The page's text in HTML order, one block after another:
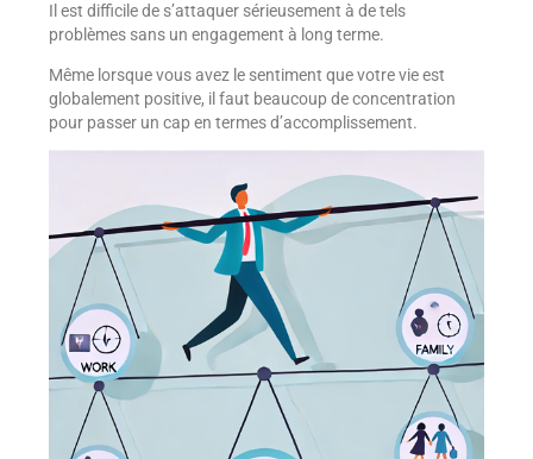
Il est difficile de s’attaquer sérieusement à de tels
problèmes sans un engagement à long terme.
Même lorsque vous avez le sentiment que votre vie est
globalement positive, il faut beaucoup de concentration
pour passer un cap en termes d’accomplissement.